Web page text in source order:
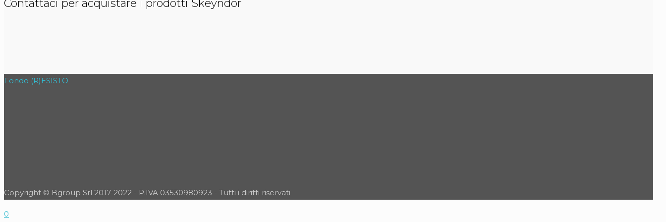
Contattaci per acquistare i prodotti Skeyndor
Fondo (R)ESISTO
Copyright © Bgroup Srl 2017-2022 - P.IVA 03530980923 - Tutti i diritti riservati
0